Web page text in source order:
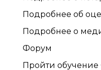
Подробнее об
Подробнее о
Форум
Пройти обучение